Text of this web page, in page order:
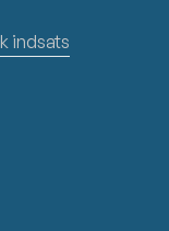
indsats